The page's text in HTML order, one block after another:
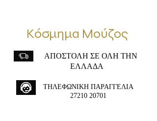
Κόσμημα Μούζος
ΑΠΟΣΤΟΛΗ ΣΕ ΟΛΗ ΤΗΝ
ΕΛΛΑΔΑ
ΤΗΛΕΦΩΝΙΚΗ ΠΑΡΑΓΓΕΛΙΑ
27210 20701